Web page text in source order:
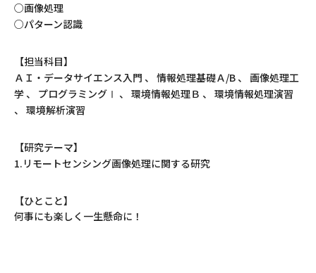
○画像処理
○パターン認識
【担当科目】
ＡＩ・データサイエンス入門 、 情報処理基礎Ａ/B 、 画像処理工
学 、 プログラミングⅠ 、 環境情報処理Ｂ 、 環境情報処理演習
、 環境解析演習
【研究テーマ】
1.リモートセンシング画像処理に関する研究
【ひとこと】
何事にも楽しく一生懸命に！